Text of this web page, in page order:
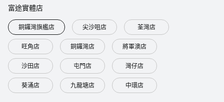
富途實體店
銅鑼灣旗艦店 尖沙咀店 荃灣店
旺角店 銅鑼灣店 將軍澳店
沙田店 屯門店 灣仔店
葵涌店 九龍塘店 中環店